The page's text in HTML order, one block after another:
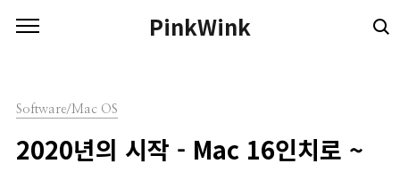
PinkWink
Software/Mac OS
2020년의 시작 - Mac 16인치로 ~